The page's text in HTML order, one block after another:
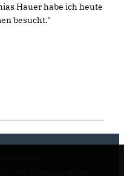
Hauer habe ich heute
besucht."
seit der